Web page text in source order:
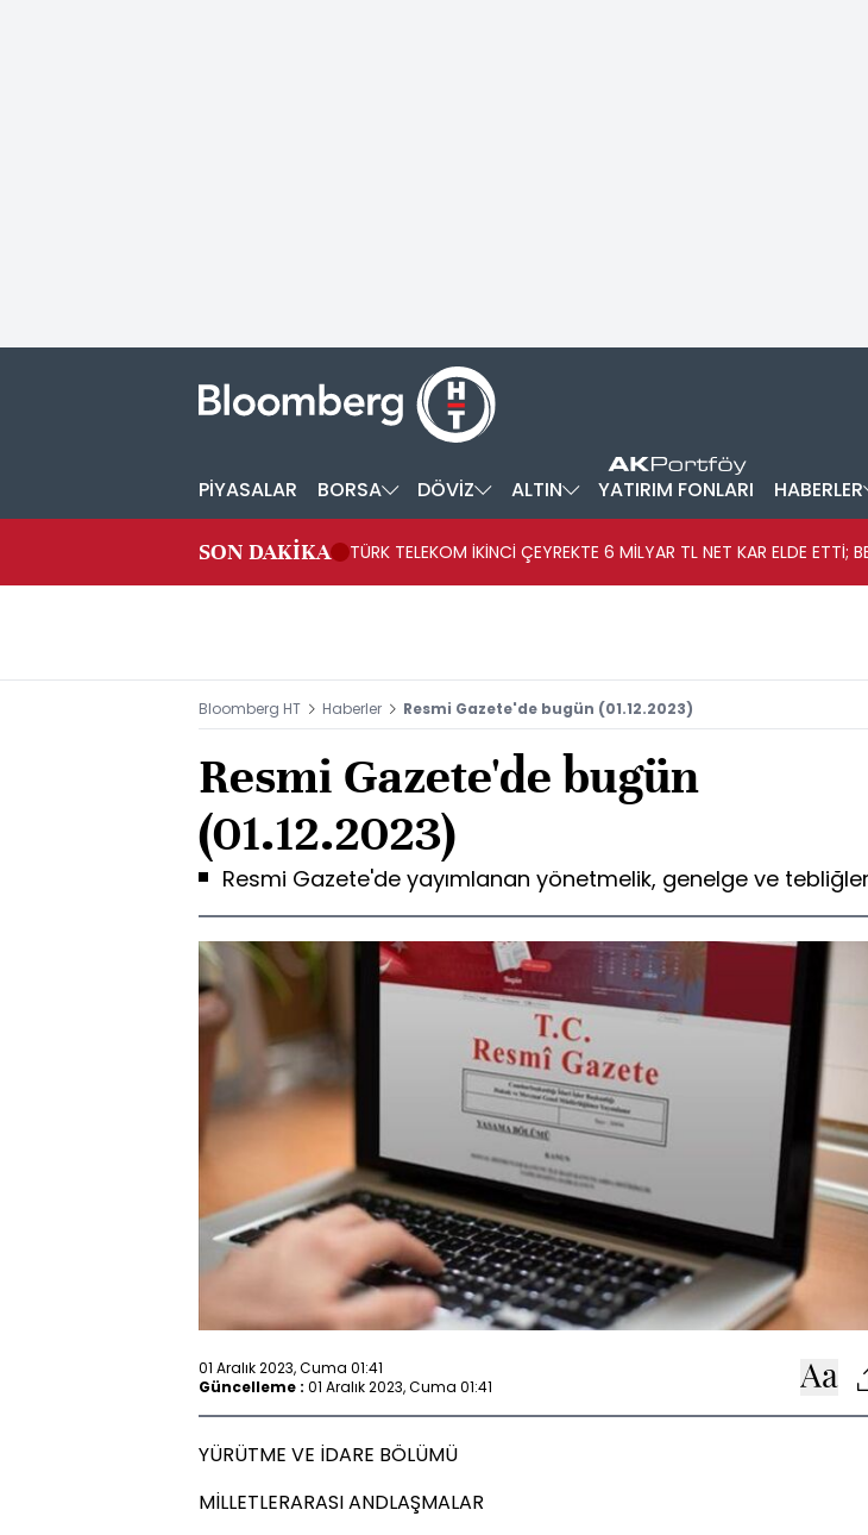
PİYASALAR BORSA DÖVİZ ALTIN YATIRIM FONLARI HABERLER
SON DAKİKA TÜRK TELEKOM İKİNCİ ÇEYREKTE 6 MİLYAR TL NET KAR ELDE ETTİ;
Bloomberg HT Haberler Resmi Gazete'de bugün (01.12.2023)
Resmi Gazete'de bugün
(01.12.2023)
Resmi Gazete'de yayımlanan yönetmelik, genelge ve
01 Aralık 2023, Cuma 01:41
Güncelleme : 01 Aralık 2023, Cuma 01:41
YÜRÜTME VE İDARE BÖLÜMÜ
MİLLETLERARASI ANDLAŞMALAR